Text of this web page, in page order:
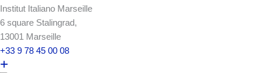
Institut Italiano Marseille
6 square Stalingrad,
13001 Marseille
+33 9 78 45 00 08